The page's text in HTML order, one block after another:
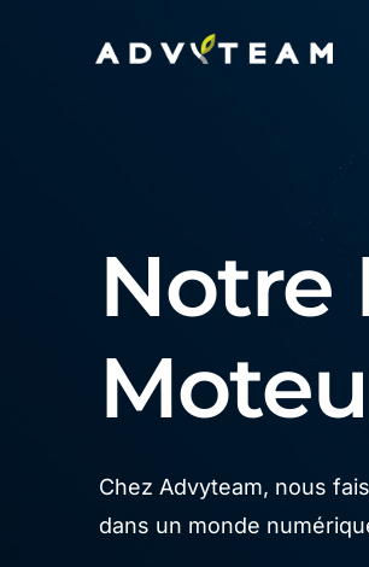
Notre
Chez Advyteam, nous
dans un monde